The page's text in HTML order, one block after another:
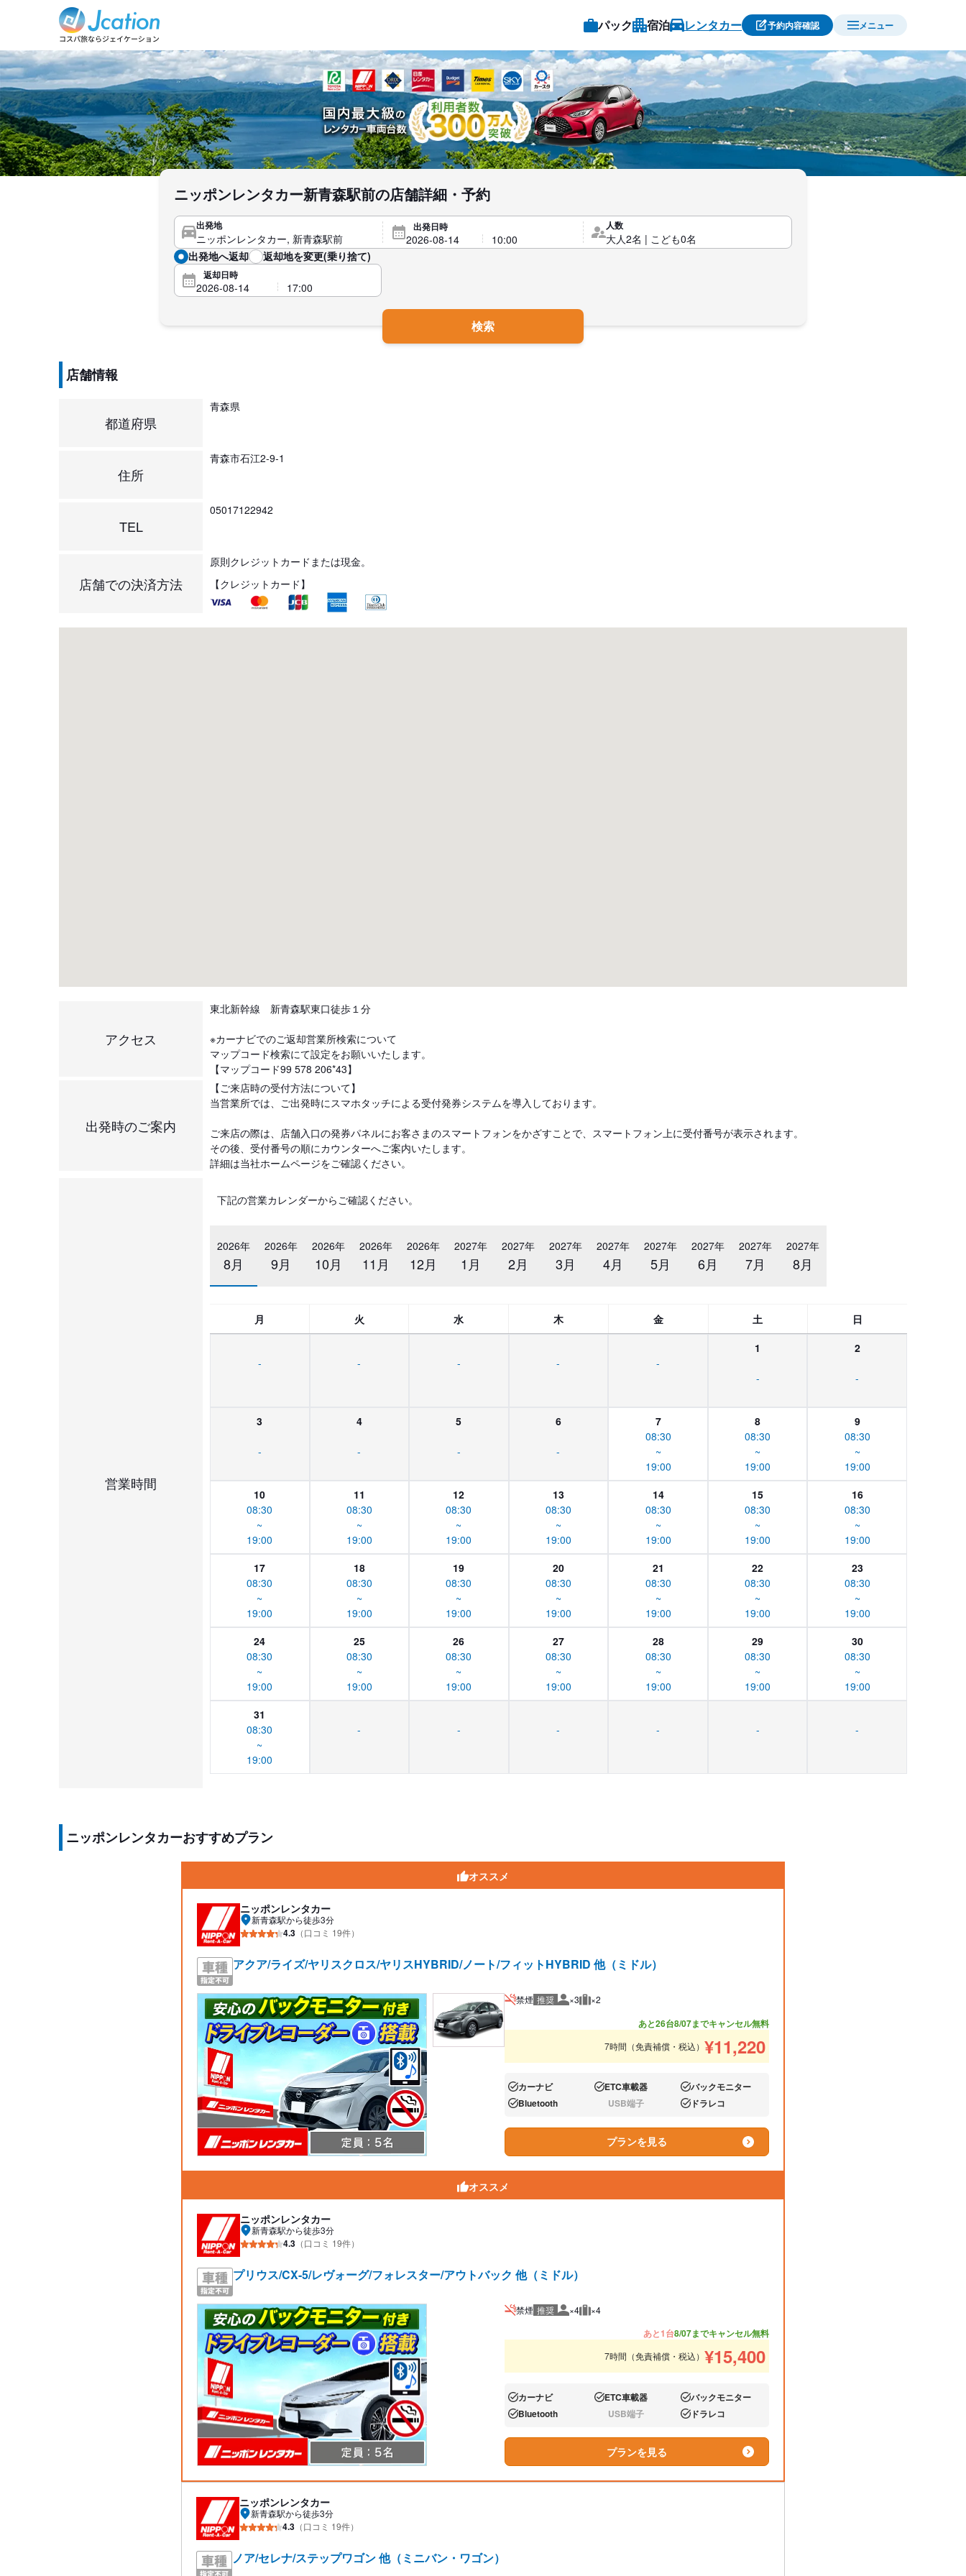
パック 宿泊 レンタカー 予約内容確認 メニュー
ニッポンレンタカー新青森駅前の店舗詳細・予約
出発地 出発日時 人数
出発地へ返却 返却地を変更(乗り捨て)
返却日時
検索
店舗情報
都道府県
青森県
住所
青森市石江2-9-1
TEL
05017122942
店舗での決済方法
原則クレジットカードまたは現金。
【クレジットカード】
アクセス
東北新幹線 新青森駅東口徒歩１分
※カーナビでのご返却営業所検索について
マップコード検索にて設定をお願いいたします。
【マップコード99 578 206*43】
出発時のご案内
【ご来店時の受付方法について】
当営業所では、ご出発時にスマホタッチによる受付発券システムを導入しております。
ご来店の際は、店舗入口の発券パネルにお客さまのスマートフォンをかざすことで、スマートフォン上に受付番号が表示されます。
その後、受付番号の順にカウンターへご案内いたします。
詳細は当社ホームページをご確認ください。
営業時間
下記の営業カレンダーからご確認ください。
2026年
8月
2026年
9月
2026年
10月
2026年
11月
2026年
12月
2027年
1月
2027年
2月
2027年
3月
2027年
4月
2027年
5月
2027年
6月
2027年
7月
2027年
8月
月 火 水 木 金 土 日
- - - - -
1
-
2
-
3
-
4
-
5
-
6
-
7
08:30
~
19:00
8
08:30
~
19:00
9
08:30
~
19:00
10
08:30
~
19:00
11
08:30
~
19:00
12
08:30
~
19:00
13
08:30
~
19:00
14
08:30
~
19:00
15
08:30
~
19:00
16
08:30
~
19:00
17
08:30
~
19:00
18
08:30
~
19:00
19
08:30
~
19:00
20
08:30
~
19:00
21
08:30
~
19:00
22
08:30
~
19:00
23
08:30
~
19:00
24
08:30
~
19:00
25
08:30
~
19:00
26
08:30
~
19:00
27
08:30
~
19:00
28
08:30
~
19:00
29
08:30
~
19:00
30
08:30
~
19:00
31
08:30
~
19:00
- - - - - -
ニッポンレンタカーおすすめプラン
オススメ
ニッポンレンタカー
新青森駅から徒歩3分
4.3 （口コミ 19件）
アクア/ライズ/ヤリスクロス/ヤリスHYBRID/ノート/フィットHYBRID 他（ミドル）
禁煙 推奨 推奨人数
×3 推奨荷物
×2
あと26台8/07までキャンセル無料
7時間（免責補償・税込） ¥11,220
あり:カーナビ あり:ETC車載器 あり:バックモニター
あり:Bluetooth なし:USB端子 あり:ドラレコ
プランを見る
オススメ
ニッポンレンタカー
新青森駅から徒歩3分
4.3 （口コミ 19件）
プリウス/CX-5/レヴォーグ/フォレスター/アウトバック 他（ミドル）
禁煙 推奨 推奨人数
×4 推奨荷物
×4
あと1台8/07までキャンセル無料
7時間（免責補償・税込） ¥15,400
あり:カーナビ あり:ETC車載器 あり:バックモニター
あり:Bluetooth なし:USB端子 あり:ドラレコ
プランを見る
ニッポンレンタカー
新青森駅から徒歩3分
4.3 （口コミ 19件）
ノア/セレナ/ステップワゴン 他（ミニバン・ワゴン）